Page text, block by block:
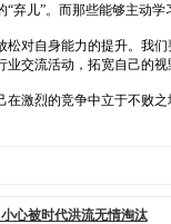
弃儿”。而那些能够主动
对自身能力的提升。我
交流活动，拓宽自己的视
激烈的竞争中立于不败
心被时代洪流无情淘汰